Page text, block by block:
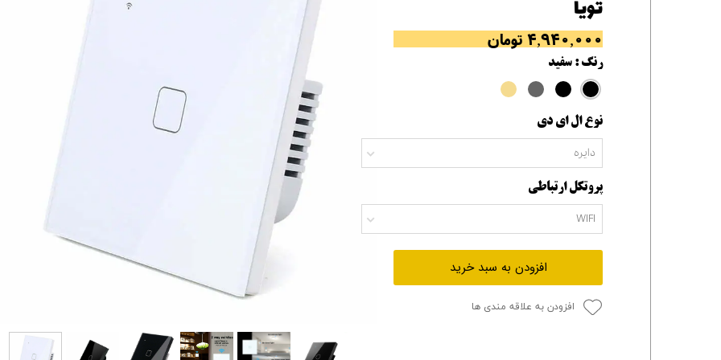
فرم معرفی برقکار
پنل ثبت پروژه ویژه کارکنان
پنل ثبت قراردادهای سازمانی پرسنل
تویا
۴,۹۴۰,۰۰۰ تومان
رنگ: سفید
نوع ال ای دی
دایره
پروتکل ارتباطی
WIFI
افزودن به سبد خرید
افزودن به علاقه مندی ها